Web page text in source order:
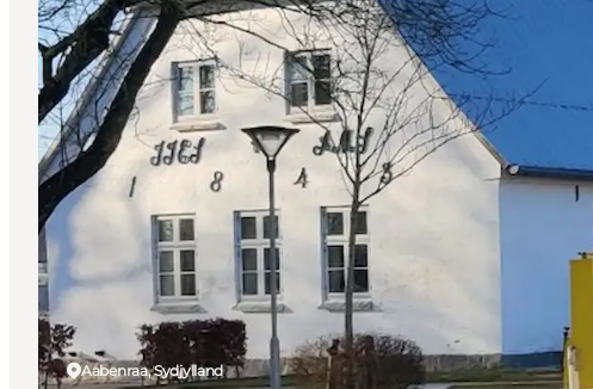
Aabenraa, Sydjylland